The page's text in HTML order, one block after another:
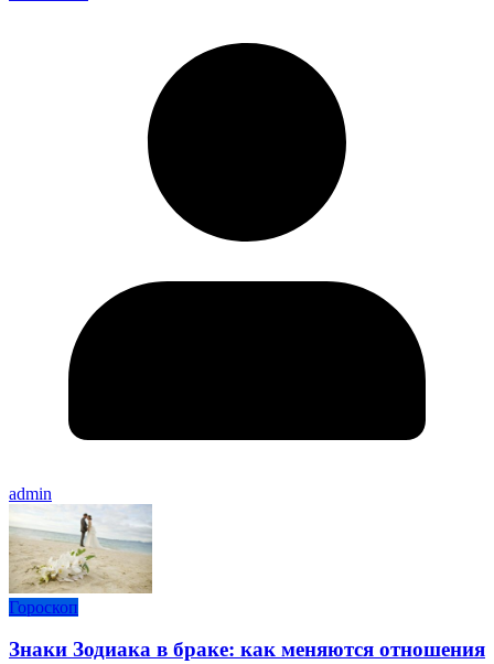
admin
Гороскоп
Знаки Зодиака в браке: как меняются отношения